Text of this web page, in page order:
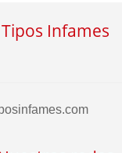
Tipos Infames